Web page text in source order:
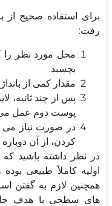
برای استفاده صحیح از
رفت:
محل مورد نظر را
بچسبد.
مقدار کمی از
پس از چند ثانیه،
پوست دوم عمل
در صورت نیاز می
کردن، از آن دوباره
در نظر داشته باشید
اولیه کاملاً طبیعی
همچنین لازم به گفتن
های سطحی با هدف